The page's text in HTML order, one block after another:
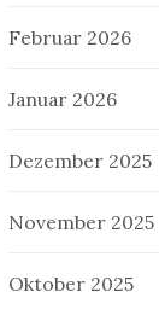
Februar 2026
Januar 2026
Dezember 2025
November 2025
Oktober 2025